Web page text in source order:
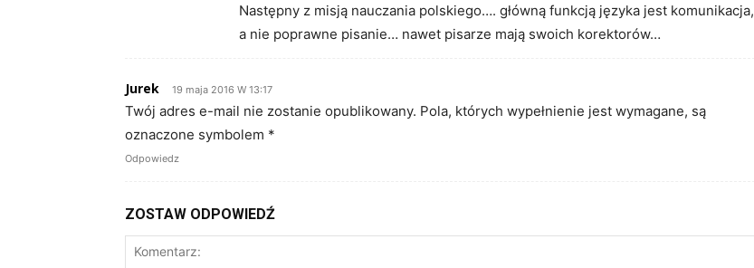
Następny z misją nauczania polskiego…. główną funkcją języka jest komunikacja,
a nie poprawne pisanie… nawet pisarze mają swoich korektorów…
Jurek 19 maja 2016 W 13:17
Twój adres e-mail nie zostanie opublikowany. Pola, których wypełnienie jest wymagane, są
oznaczone symbolem *
Odpowiedz
ZOSTAW ODPOWIEDŹ